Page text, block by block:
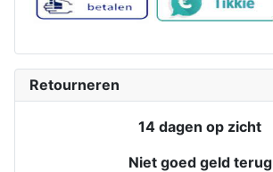
Retourneren
14 dagen op zicht
Niet goed geld terug